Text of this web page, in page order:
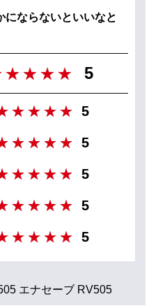
にならないといいなと
5
5
5
5
5
5
エナセーブ RV505